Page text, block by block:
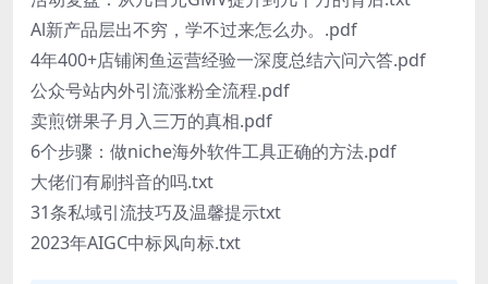
Al新产品层出不穷，学不过来怎么办。.pdf
4年400+店铺闲鱼运营经验一深度总结六问六答.pdf
公众号站内外引流涨粉全流程.pdf
卖煎饼果子月入三万的真相.pdf
6个步骤：做niche海外软件工具正确的方法.pdf
大佬们有刷抖音的吗.txt
31条私域引流技巧及温馨提示txt
2023年AIGC中标风向标.txt